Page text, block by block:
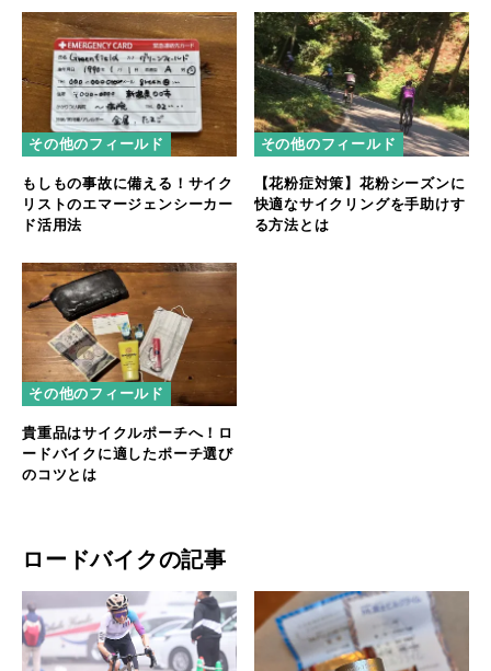
その他のフィールド
もしもの事故に備える！サイク
リストのエマージェンシーカー
ド活用法
その他のフィールド
【花粉症対策】花粉シーズンに
快適なサイクリングを手助けす
る方法とは
その他のフィールド
貴重品はサイクルポーチへ！ロ
ードバイクに適したポーチ選び
のコツとは
ロードバイクの記事